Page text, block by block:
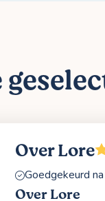
Over Lore
Goedgekeurd
Over Lore